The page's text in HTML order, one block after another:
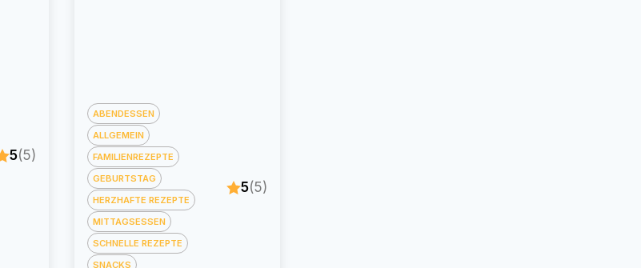
5(5)
ABENDESSEN
ALLGEMEIN
FAMILIENREZEPTE
GEBURTSTAG
HERZHAFTE REZEPTE
MITTAGSESSEN
SCHNELLE REZEPTE
SNACKS
5(5)